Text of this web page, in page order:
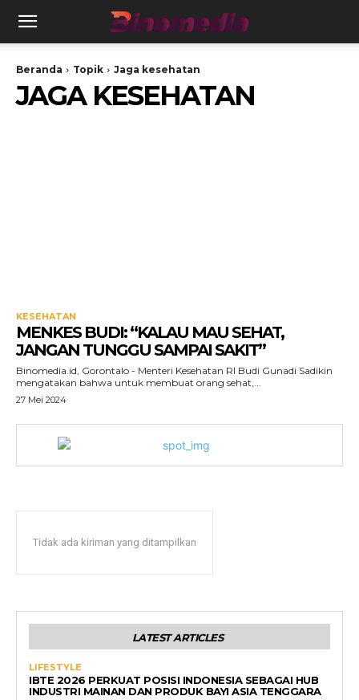
Beranda Topik Jaga kesehatan
JAGA KESEHATAN
KESEHATAN
MENKES BUDI: “KALAU MAU SEHAT,
JANGAN TUNGGU SAMPAI SAKIT”
Binomedia.id, Gorontalo - Menteri Kesehatan RI Budi Gunadi Sadikin
mengatakan bahwa untuk membuat orang sehat,...
27 Mei 2024
Tidak ada kiriman yang ditampilkan
LATEST ARTICLES
LIFESTYLE
IBTE 2026 PERKUAT POSISI INDONESIA SEBAGAI HUB
INDUSTRI MAINAN DAN PRODUK BAYI ASIA TENGGARA